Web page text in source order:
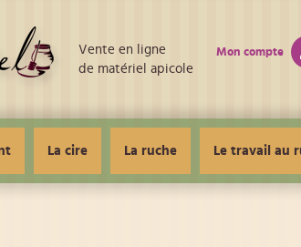
Vente en ligne
de matériel apicole
Mon compte
La cire La ruche Le travail au